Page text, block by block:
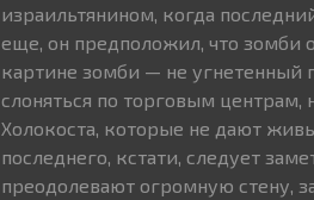
израильтянином, когда
еще, он предположил, что зомби
картине зомби — не угнетенный
слоняться по торговым
Холокоста, которые не дают
последнего, кстати, следует
преодолевают огромную стену,